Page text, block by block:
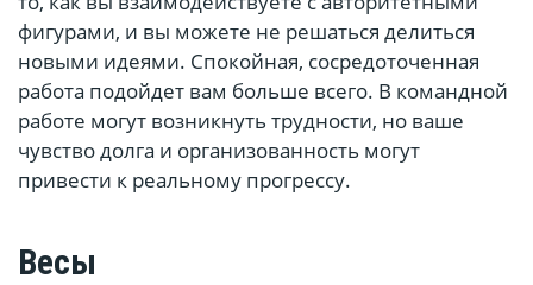
фигурами, и вы можете не решаться делиться
новыми идеями. Спокойная, сосредоточенная
работа подойдет вам больше всего. В командной
работе могут возникнуть трудности, но ваше
чувство долга и организованность могут
привести к реальному прогрессу.
Весы